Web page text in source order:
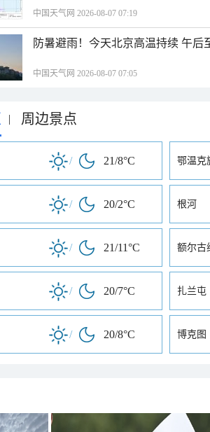
中国天气网 2026-08-07 07:19
防暑避雨！今天北京高温持续 午
中国天气网 2026-08-07 07:05
| 周边景点
/ 21/8°C 鄂温克
/ 20/2°C 根河
/ 21/11°C 额尔古
/ 20/7°C 扎兰屯
/ 20/8°C 博克图